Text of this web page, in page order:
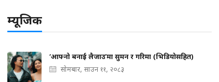
म्यूजिक
‘आफ्नो बनाई लैजाउ’मा सुमन र गरिमा (भिडियोसहित)
सोमबार, साउन ११, २०८३